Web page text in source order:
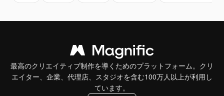
最高のクリエイティブ制作を導くためのプラットフォーム。クリ
エイター、企業、代理店、スタジオを含む100万人以上が利用し
ています。